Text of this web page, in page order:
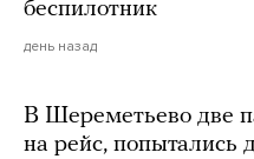
беспилотник
день назад
В Шереметьево две
на рейс, попытались